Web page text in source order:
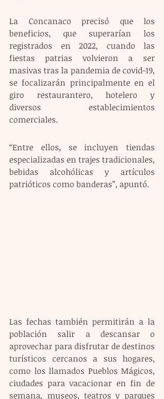
La Concanaco precisó que los
beneficios, que superarían los
registrados en 2022, cuando las
fiestas patrias volvieron a ser
masivas tras la pandemia de covid-19,
se focalizarán principalmente en el
giro restaurantero, hotelero y
diversos establecimientos
comerciales.
“Entre ellos, se incluyen tiendas
especializadas en trajes tradicionales,
bebidas alcohólicas y artículos
patrióticos como banderas”, apuntó.
Las fechas también permitirán a la
población salir a descansar o
aprovechar para disfrutar de destinos
turísticos cercanos a sus hogares,
como los llamados Pueblos Mágicos,
ciudades para vacacionar en fin de
semana, museos, teatros y parques